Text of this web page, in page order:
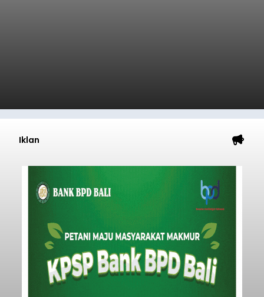
Iklan